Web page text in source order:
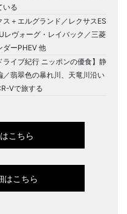
いる
ス＋エルグランド／レクサスES
レヴォーグ・レイバック／三菱
ダーPHEV 他
ライブ紀行 ニッポンの優食】静
／翡翠色の暴れ川、天竜川沿い
Vで旅する
こちら
はこちら